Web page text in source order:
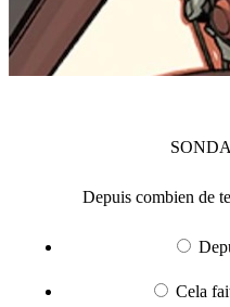
Depuis combien de
Cela